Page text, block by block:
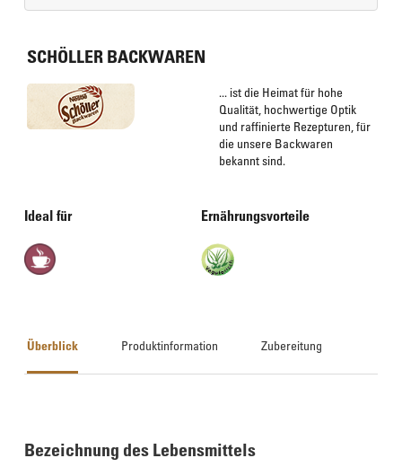
SCHÖLLER BACKWAREN
... ist die Heimat für hohe
Qualität, hochwertige Optik
und raffinierte Rezepturen, für
die unsere Backwaren
bekannt sind.
Ideal für Ernährungsvorteile
Überblick Produktinformation Zubereitung
Bezeichnung des Lebensmittels